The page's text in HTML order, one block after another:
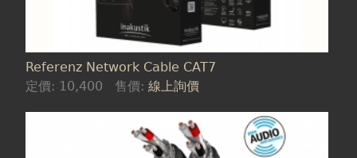
Referenz Network Cable CAT7
定價: 10,400 售價:線上詢價